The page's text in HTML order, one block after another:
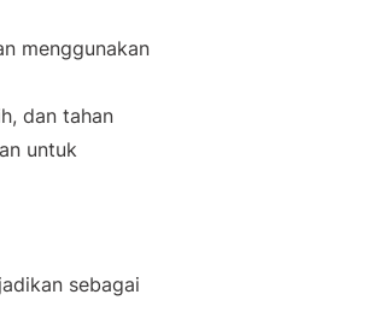
menggunakan
dan tahan
untuk
sebagai